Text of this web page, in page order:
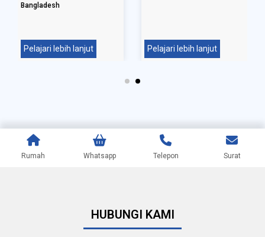
Bangladesh
Pelajari lebih lanjut Pelajari lebih lanjut
Rumah Whatsapp Telepon Surat
HUBUNGI KAMI